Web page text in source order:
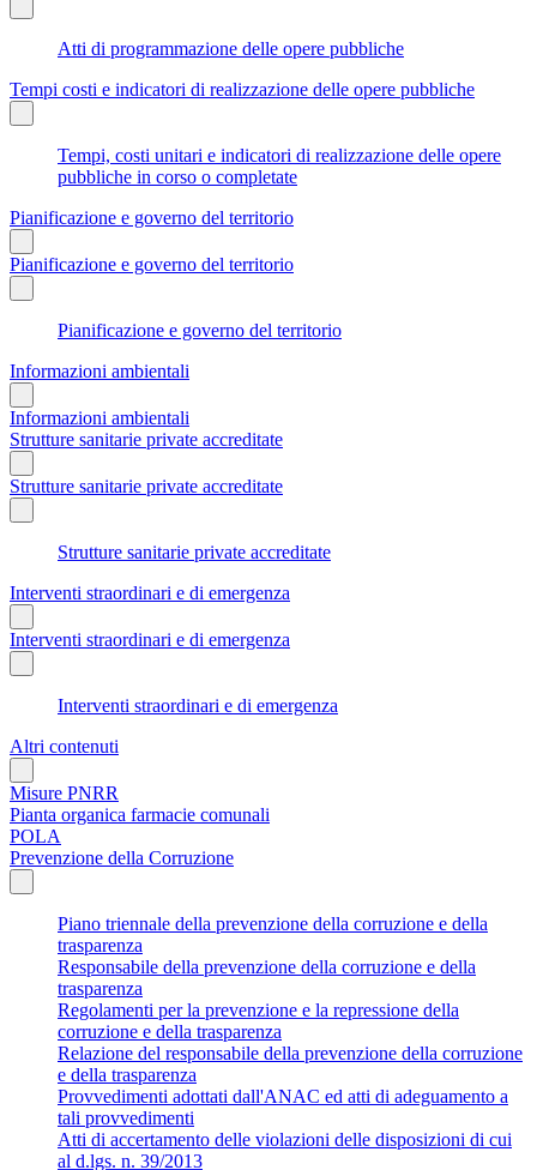
Atti di programmazione delle opere pubbliche
Tempi costi e indicatori di realizzazione delle opere pubbliche
Tempi, costi unitari e indicatori di realizzazione delle opere
pubbliche in corso o completate
Pianificazione e governo del territorio
Pianificazione e governo del territorio
Pianificazione e governo del territorio
Informazioni ambientali
Informazioni ambientali
Strutture sanitarie private accreditate
Strutture sanitarie private accreditate
Strutture sanitarie private accreditate
Interventi straordinari e di emergenza
Interventi straordinari e di emergenza
Interventi straordinari e di emergenza
Altri contenuti
Misure PNRR
Pianta organica farmacie comunali
POLA
Prevenzione della Corruzione
Piano triennale della prevenzione della corruzione e della
trasparenza
Responsabile della prevenzione della corruzione e della
trasparenza
Regolamenti per la prevenzione e la repressione della
corruzione e della trasparenza
Relazione del responsabile della prevenzione della corruzione
e della trasparenza
Provvedimenti adottati dall'ANAC ed atti di adeguamento a
tali provvedimenti
Atti di accertamento delle violazioni delle disposizioni di cui
al d.lgs. n. 39/2013